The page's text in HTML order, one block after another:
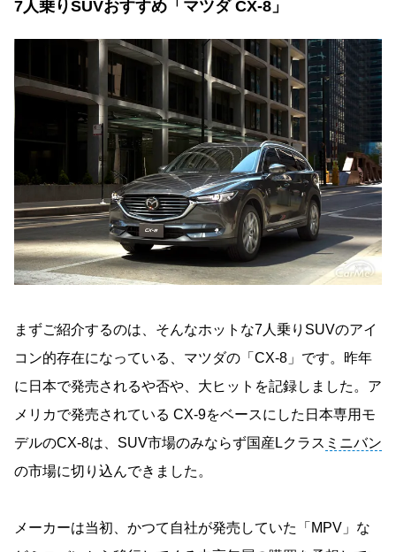
7人乗りSUVおすすめ「マツダ CX-8」
まずご紹介するのは、そんなホットな7人乗りSUVのアイ
コン的存在になっている、マツダの「CX-8」です。昨年
に日本で発売されるや否や、大ヒットを記録しました。ア
メリカで発売されている CX-9をベースにした日本専用モ
デルのCX-8は、SUV市場のみならず国産Lクラス ミニバン
の市場に切り込んできました。
メーカーは当初、かつて自社が発売していた「MPV」な